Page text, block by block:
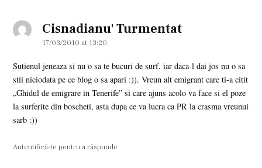
Cisnadianu' Turmentatsays:
17/03/2010 at 13:20
Sutienul jeneaza si nu o sa te bucuri de surf, iar daca-l dai jos nu o sa
stii niciodata pe ce blog o sa apari :)). Vreun alt emigrant care ti-a citit
„Ghidul de emigrare in Tenerife” si care ajuns acolo va face si el poze
la surferite din boscheti, asta dupa ce va lucra ca PR la crasma vreunui
sarb :))
Autentifică-te pentru a răspunde